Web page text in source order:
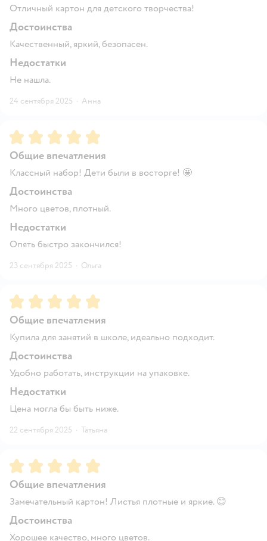
Отличный картон для детского творчества!
Достоинства
Качественный, яркий, безопасен.
Недостатки
Не нашла.
24 сентября 2025 · Анна
Рейтинг:5
Общие впечатления
Классный набор! Дети были в восторге! 🤩
Достоинства
Много цветов, плотный.
Недостатки
Опять быстро закончился!
23 сентября 2025 · Ольга
Рейтинг:5
Общие впечатления
Купила для занятий в школе, идеально подходит.
Достоинства
Удобно работать, инструкции на упаковке.
Недостатки
Цена могла бы быть ниже.
22 сентября 2025 · Татьяна
Рейтинг:5
Общие впечатления
Замечательный картон! Листья плотные и яркие. 😊
Достоинства
Хорошее качество, много цветов.